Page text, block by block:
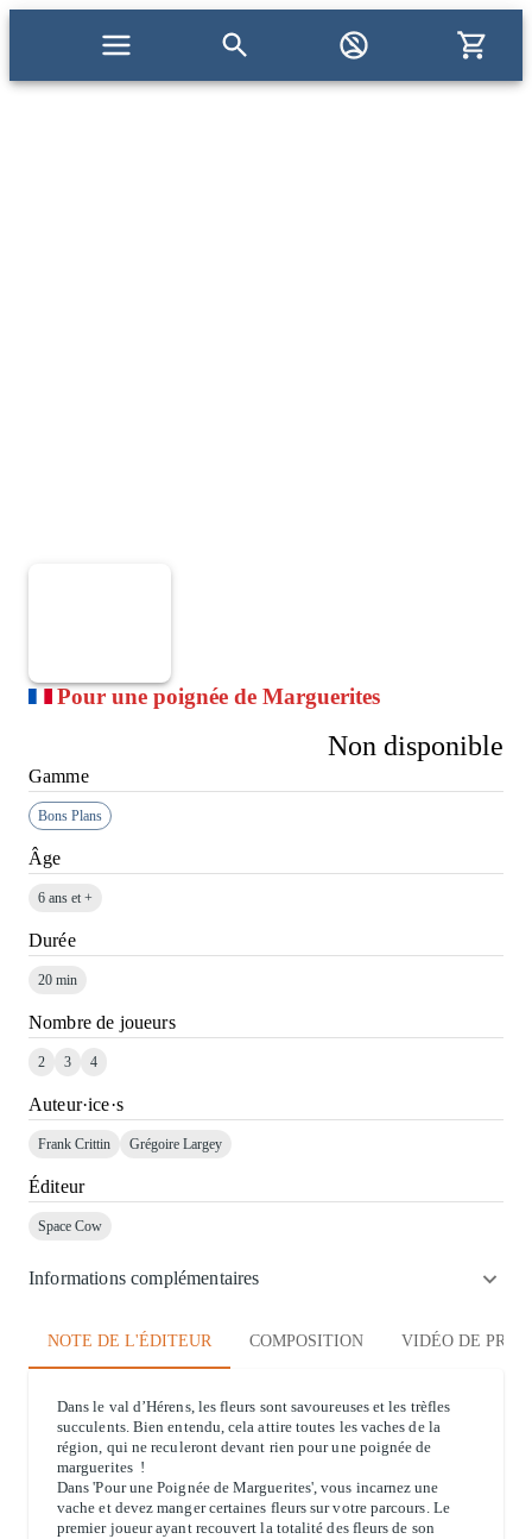
Pour une poignée de Marguerites
Gamme
Bons Plans
Âge
6 ans et +
Durée
20 min
Nombre de joueurs
2 3 4
Auteur·ice·s
Frank Crittin Grégoire Largey
Éditeur
Space Cow
Informations complémentaires
Non disponible
NOTE DE L'ÉDITEUR COMPOSITION VIDÉO DE
Dans le val d’Hérens, les fleurs sont savoureuses et les trèfles
succulents. Bien entendu, cela attire toutes les vaches de la
région, qui ne reculeront devant rien pour une poignée de
marguerites !
Dans 'Pour une Poignée de Marguerites', vous incarnez une
vache et devez manger certaines fleurs sur votre parcours. Le
premier joueur ayant recouvert la totalité des fleurs de son